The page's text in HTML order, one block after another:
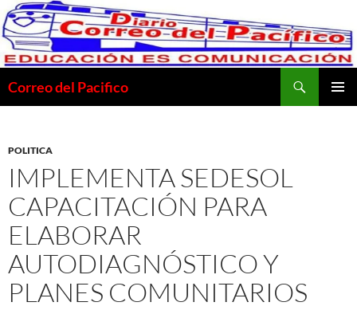
Saltar
al
contenido
Correo del Pacifico
POLITICA
IMPLEMENTA SEDESOL
CAPACITACIÓN PARA
ELABORAR
AUTODIAGNÓSTICO Y
PLANES COMUNITARIOS